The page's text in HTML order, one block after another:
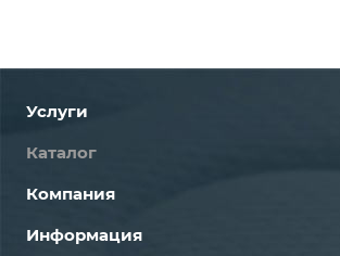
Услуги
Каталог
Компания
Информация